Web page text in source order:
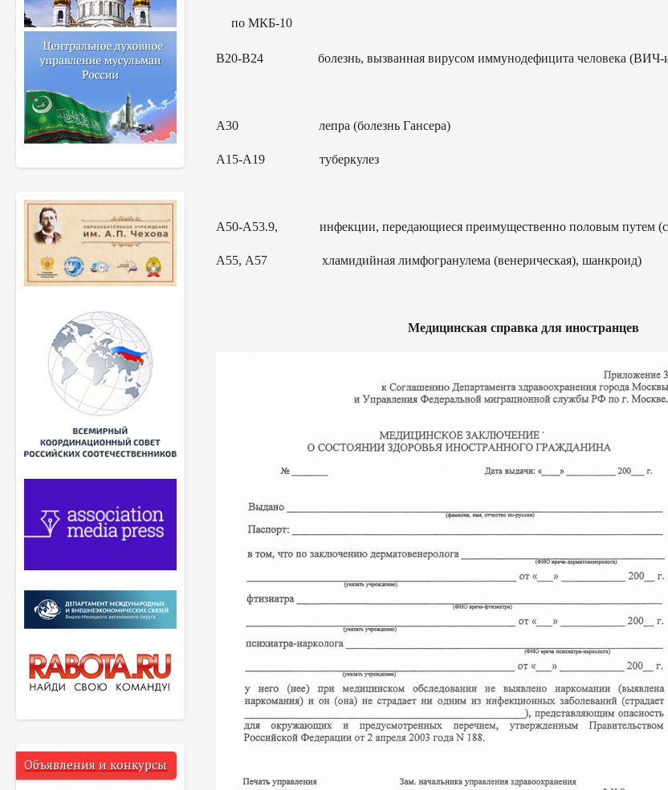
Объявления и конкурсы
по МКБ-10
В20-В24 болезнь, вызванная вирусом иммунодефицита человека (ВИЧ-
А30 лепра (болезнь Гансера)
А15-А19 туберкулез
А50-А53.9, инфекции, передающиеся преимущественно половым путем
А55, А57 хламидийная лимфогранулема (венерическая), шанкроид)
Медицинская справка для иностранцев